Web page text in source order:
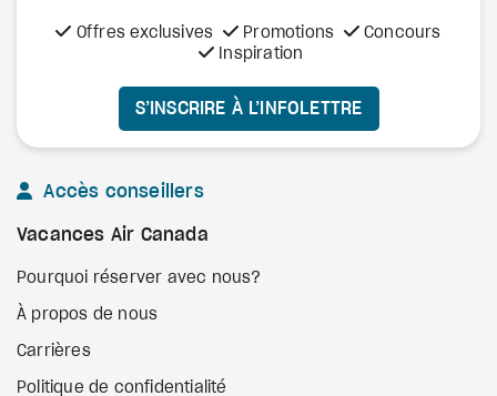
Offres exclusives Promotions
Concours
Inspiration
S’INSCRIRE À L’INFOLETTRE
Accès conseillers
Vacances Air Canada
Pourquoi réserver avec nous?
À propos de nous
Carrières
Politique de confidentialité